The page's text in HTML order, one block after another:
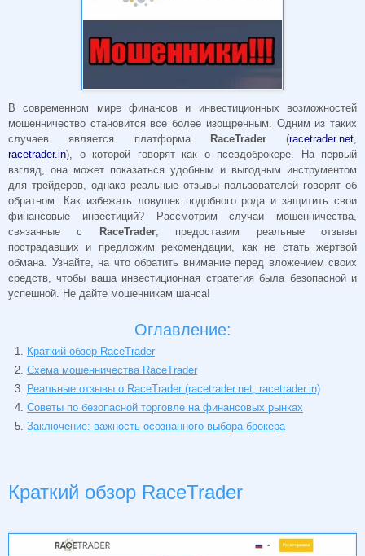
В современном мире финансов и инвестиционных возможностей
мошенничество становится все более изощренным. Одним из таких
случаев является платформа
RaceTrader(racetrader.net,
racetrader.in), о которой говорят как о псевдоброкере. На первый
взгляд, она может показаться удобным и выгодным инструментом
для трейдеров, однако реальные отзывы пользователей говорят об
обратном. Как избежать ловушек подобного рода и защитить свои
финансовые инвестиций? Рассмотрим случаи мошенничества,
связанные с
RaceTrader, предоставим реальные отзывы
пострадавших и предложим рекомендации, как не стать жертвой
обмана. Узнайте, на что обратить внимание перед вложением своих
средств, чтобы ваша инвестиционная стратегия была безопасной и
успешной. Не дайте мошенникам шанса!
Оглавление:
Краткий обзор RaceTrader
Схема мошенничества RaceTrader
Реальные отзывы о RaceTrader (racetrader.net, racetrader.in)
Советы по безопасной торговле на финансовых рынках
Заключение: важность осознанного выбора брокера
Краткий обзор RaceTrader